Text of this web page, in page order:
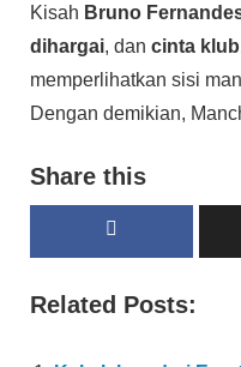
Kisah Bruno
dihargai, dancinta klub
memperlihatkan sisi
Dengan demikian,
Share this
Related Posts: